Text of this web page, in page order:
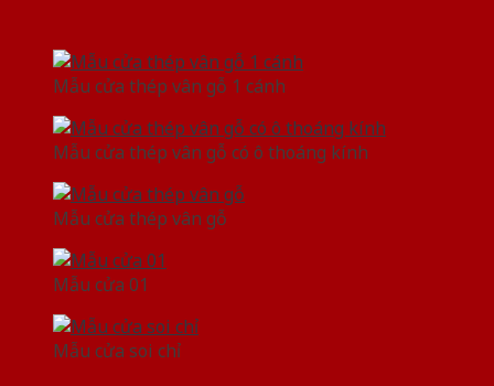
Mẫu cửa thép vân gỗ 1 cánh
Mẫu cửa thép vân gỗ có ô thoáng kính
Mẫu cửa thép vân gỗ
Mẫu cửa 01
Mẫu cửa soi chỉ